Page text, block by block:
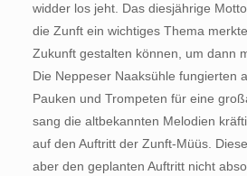
widder los jeht. Das diesjährige
die Zunft ein wichtiges Thema
Zukunft gestalten können, um dann
Die Neppeser Naaksühle
Pauken und Trompeten für eine
sang die altbekannten Melodien
auf den Auftritt der Zunft-Müüs.
aber den geplanten Auftritt nicht